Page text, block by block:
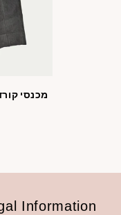
מכנסי
Information